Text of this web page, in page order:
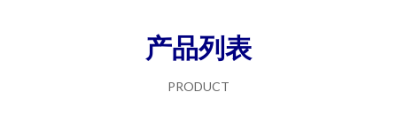
产品列表
PRODUCT